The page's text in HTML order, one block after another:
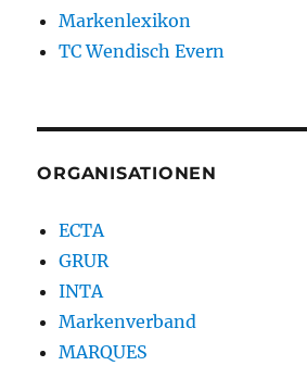
Markenlexikon
TC Wendisch Evern
ORGANISATIONEN
ECTA
GRUR
INTA
Markenverband
MARQUES